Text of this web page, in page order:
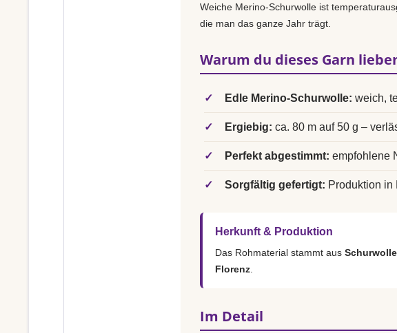
Weiche Merino-Schurwolle ist
die man das ganze Jahr trägt.
Warum du dieses Garn
✓ Edle Merino-Schurwolle: weich,
✓ Ergiebig: ca. 80 m auf 50 g –
✓ Perfekt abgestimmt: empfohlene
✓ Sorgfältig gefertigt: Produktion in
Herkunft & Produktion
Das Rohmaterial stammt aus
Florenz
Im Detail